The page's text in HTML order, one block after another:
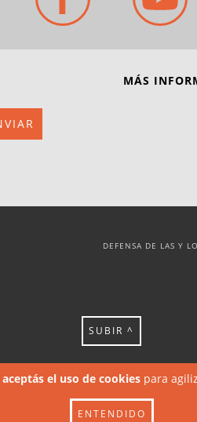
aceptás el uso de cookies para
ENTENDIDO
MÁS
DEFENSA DE LAS Y
SUBIR ^